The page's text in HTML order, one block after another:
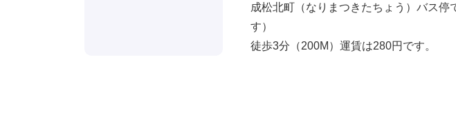
成松北町（なりまつきたちょう）バス停
す）
徒歩3分（200M）運賃は280円です。